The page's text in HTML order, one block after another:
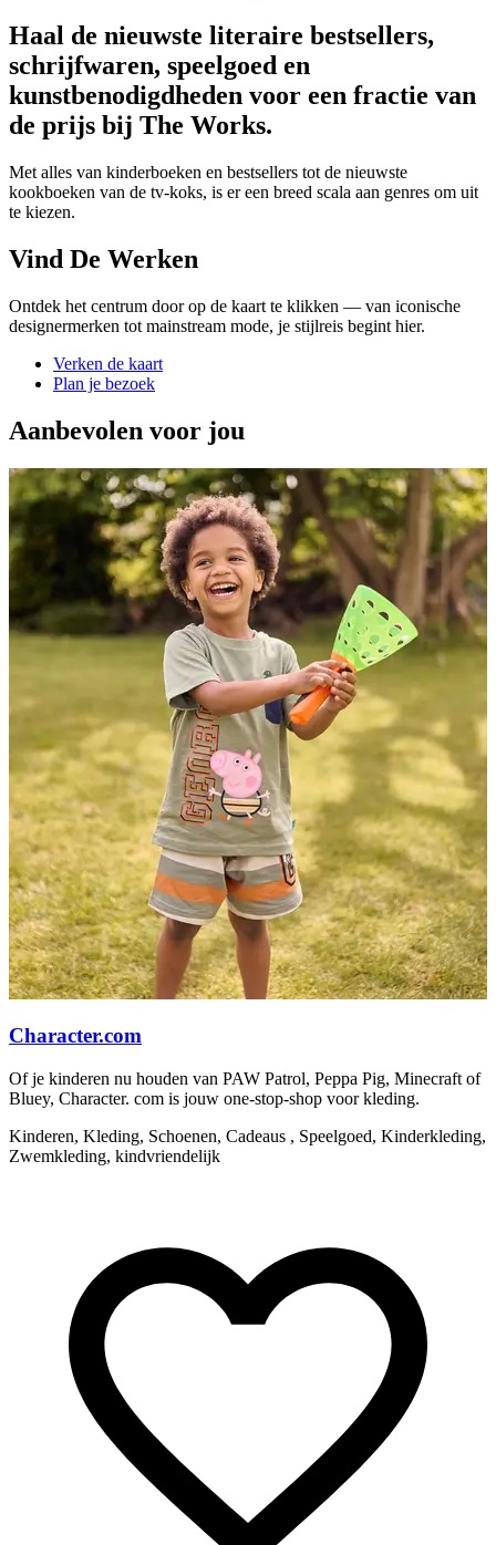
Haal de nieuwste literaire bestsellers,
schrijfwaren, speelgoed en
kunstbenodigdheden voor een fractie van
de prijs bij The Works.
Met alles van kinderboeken en bestsellers tot de nieuwste
kookboeken van de tv-koks, is er een breed scala aan genres om uit
te kiezen.
Vind De Werken
Ontdek het centrum door op de kaart te klikken — van iconische
designermerken tot mainstream mode, je stijlreis begint hier.
Verken de kaart
Plan je bezoek
Aanbevolen voor jou
Character.com
Of je kinderen nu houden van PAW Patrol, Peppa Pig, Minecraft of
Bluey, Character. com is jouw one-stop-shop voor kleding.
Kinderen, Kleding, Schoenen, Cadeaus , Speelgoed, Kinderkleding,
Zwemkleding, kindvriendelijk